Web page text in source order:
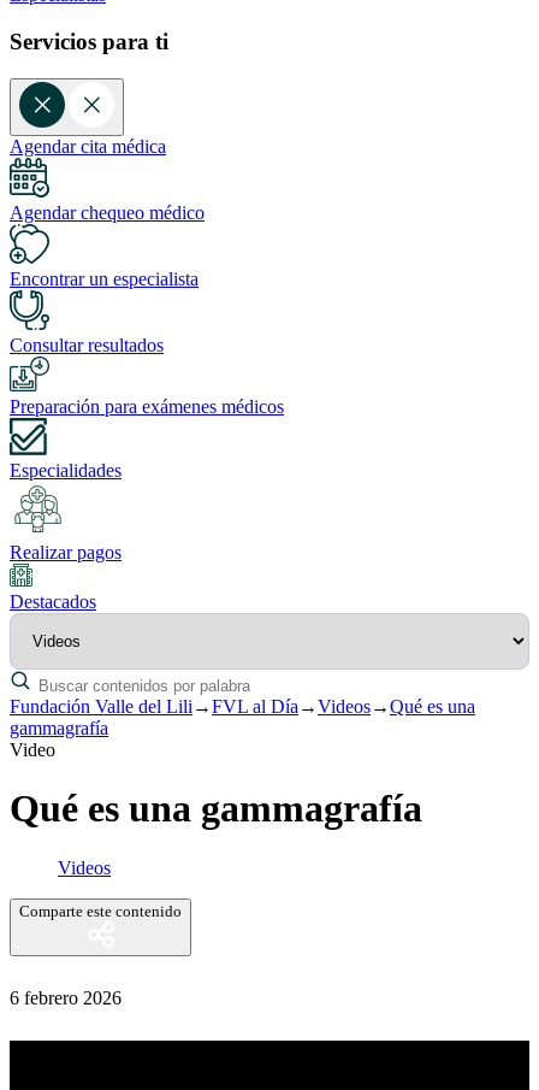
Servicios para ti
Agendar cita médica
Agendar chequeo médico
Encontrar un especialista
Consultar resultados
Preparación para exámenes médicos
Especialidades
Realizar pagos
Destacados
Fundación Valle del Lili →FVL al Día →Videos→Qué es una
gammagrafía
Video
Qué es una gammagrafía
Videos
Comparte este contenido
6 febrero 2026